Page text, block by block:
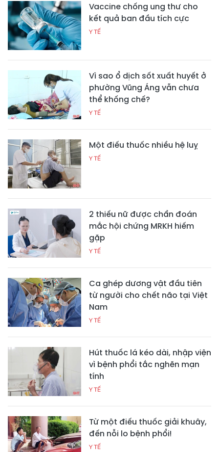
Vaccine chống ung thư cho
kết quả ban đầu tích cực
Y TẾ
Vì sao ổ dịch sốt xuất huyết ở
phường Vũng Áng vẫn chưa
thể khống chế?
Y TẾ
Một điếu thuốc nhiều hệ luỵ
Y TẾ
2 thiếu nữ được chẩn đoán
mắc hội chứng MRKH hiếm
gặp
Y TẾ
Ca ghép dương vật đầu tiên
từ người cho chết não tại Việt
Nam
Y TẾ
Hút thuốc lá kéo dài, nhập viện
vì bệnh phổi tắc nghẽn mạn
tính
Y TẾ
Từ một điếu thuốc giải khuây,
đến nỗi lo bệnh phổi!
Y TẾ